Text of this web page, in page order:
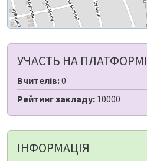
УЧАСТЬ НА ПЛАТФОРМІ
Вчителів:0
Рейтинг закладу: 10000
ІНФОРМАЦІЯ